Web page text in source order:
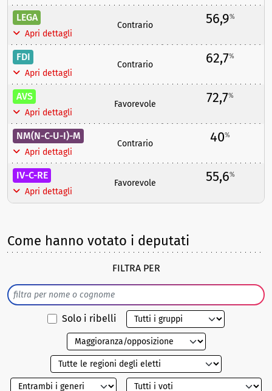
LEGA
Apri dettagli
Contrario 56,9%
FDI
Apri dettagli
Contrario 62,7%
AVS
Apri dettagli
Favorevole 72,7%
NM(N-C-U-I)-M
Apri dettagli
Contrario 40%
IV-C-RE
Apri dettagli
Favorevole 55,6%
Come hanno votato i deputati
FILTRA PER
Solo i ribelli